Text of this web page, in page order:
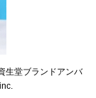
生堂ブランドアンバ